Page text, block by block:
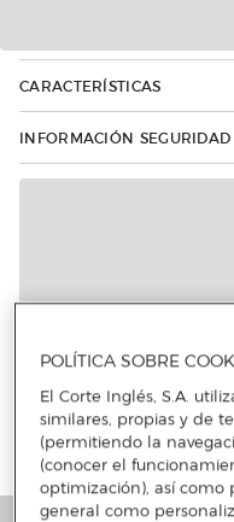
CARACTERÍSTICAS
INFORMACIÓN
POLÍTICA SOBRE
El Corte Inglés, S.A.
similares, propias y de
(permitiendo la
(conocer el
optimización), así
general como